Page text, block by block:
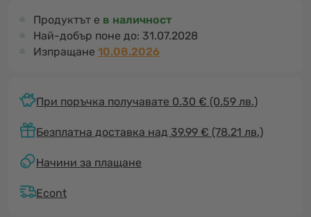
Продуктът е в наличност
Най-добър поне до: 31.07.2028
Изпращане 10.08.2026
При поръчка получавате 0.30 € (0.59 лв.)
Безплатна доставка над 39.99 € (78.21 лв.)
Начини за плащане
Econt